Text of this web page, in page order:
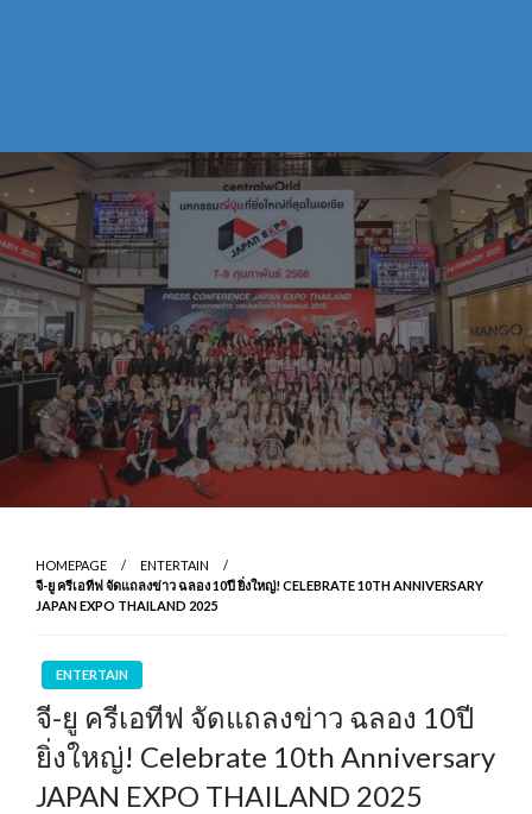
HOMEPAGE
ENTERTAIN
จี-ยู ครีเอทีฟ จัดแถลงข่าว ฉลอง 10ปี ยิ่งใหญ่! CELEBRATE 10TH ANNIVERSARY
JAPAN EXPO THAILAND 2025
ENTERTAIN
จี-ยู ครีเอทีฟ จัดแถลงข่าว ฉลอง 10ปี
ยิ่งใหญ่! Celebrate 10th Anniversary
JAPAN EXPO THAILAND 2025